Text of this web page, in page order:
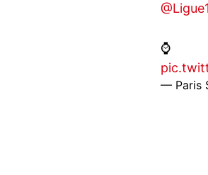
@Ligue1
⌚️
— Paris